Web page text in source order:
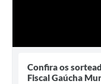
Confira os
Fiscal Gaúcha